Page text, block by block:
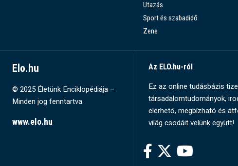
Utazás
Sport és szabadidő
Zene
Elo.hu
© 2025 Életünk Enciklopédiája –
Minden jog fenntartva.
www.elo.hu
Az ELO.hu-ról
Ez az online tudásbázis
társadalomtudományok,
elérhető, megbízható és
világ csodáit velünk együtt!